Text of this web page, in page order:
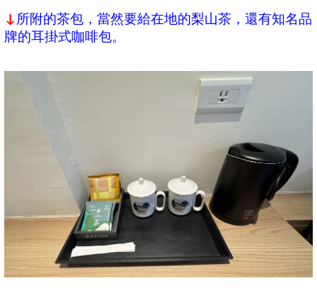
↓ 所附的茶包，當然要給在地的梨山茶，還有知名品
牌的耳掛式咖啡包。